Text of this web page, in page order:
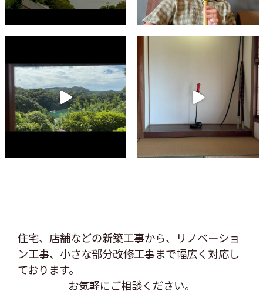
住宅、店舗などの新築工事から、リノベーショ
ン工事、 小さな部分改修工事まで幅広く対応し
ております。
お気軽にご相談ください。